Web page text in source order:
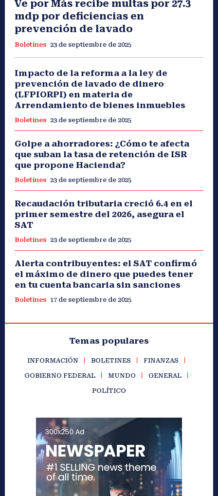
Ve por Más recibe multas por 27.3
mdp por deficiencias en
prevención de lavado
Boletines 23 de septiembre de 2025
Impacto de la reforma a la ley de
prevención de lavado de dinero
(LFPIORPI) en materia de
Arrendamiento de bienes inmuebles
Boletines 23 de septiembre de 2025
Golpe a ahorradores: ¿Cómo te afecta
que suban la tasa de retención de ISR
que propone Hacienda?
Boletines 23 de septiembre de 2025
Recaudación tributaria creció 6.4 en el
primer semestre del 2026, asegura el
SAT
Boletines 23 de septiembre de 2025
Alerta contribuyentes: el SAT confirmó
el máximo de dinero que puedes tener
en tu cuenta bancaria sin sanciones
Boletines 17 de septiembre de 2025
Temas populares
INFORMACIÓN BOLETINES FINANZAS
GOBIERNO FEDERAL MUNDO GENERAL
POLÍTICO